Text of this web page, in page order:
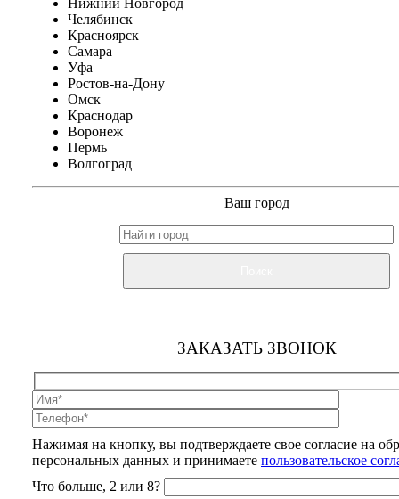
Нижний Новгород
Челябинск
Красноярск
Самара
Уфа
Ростов-на-Дону
Омск
Краснодар
Воронеж
Пермь
Волгоград
Ваш город
ЗАКАЗАТЬ ЗВОНОК
Нажимая на кнопку, вы подтверждаете свое согласие на
персональных данных и принимаете пользовательское
Что больше, 2 или 8?